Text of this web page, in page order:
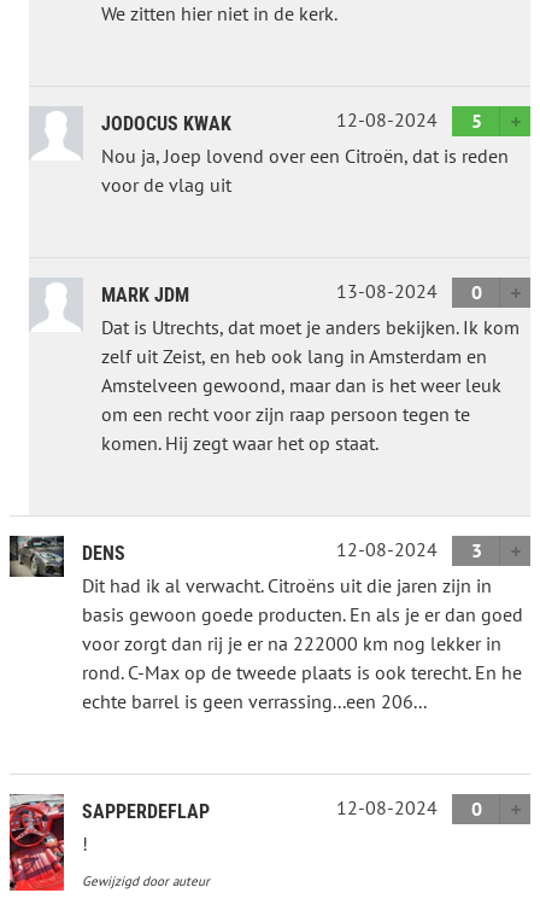
We zitten hier niet in de kerk.
JODOCUS KWAK 12-08-2024
5
Nou ja, Joep lovend over een Citroën, dat is reden
voor de vlag uit
MARK JDM 13-08-2024
0
Dat is Utrechts, dat moet je anders bekijken. Ik kom
zelf uit Zeist, en heb ook lang in Amsterdam en
Amstelveen gewoond, maar dan is het weer leuk
om een recht voor zijn raap persoon tegen te
komen. Hij zegt waar het op staat.
DENS 12-08-2024
3
Dit had ik al verwacht. Citroëns uit die jaren zijn in
basis gewoon goede producten. En als je er dan goed
voor zorgt dan rij je er na 222000 km nog lekker in
rond. C-Max op de tweede plaats is ook terecht. En he
echte barrel is geen verrassing...een 206...
SAPPERDEFLAP 12-08-2024
0
!
Gewijzigd door auteur